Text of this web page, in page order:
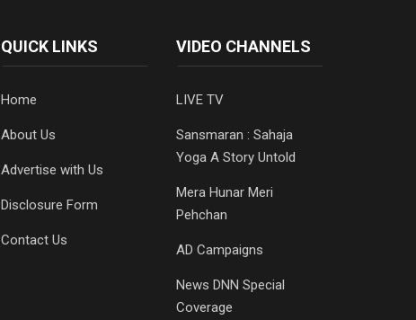
QUICK LINKS
Home
About Us
Advertise with Us
Disclosure Form
Contact Us
VIDEO CHANNELS
LIVE TV
Sansmaran : Sahaja
Yoga A Story Untold
Mera Hunar Meri
Pehchan
AD Campaigns
News DNN Special
Coverage